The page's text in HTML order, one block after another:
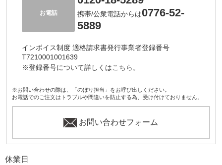
お電話 携帯/公衆電話からは0776-52-
5889
インボイス制度 適格請求書発行事業者登録番号
T7210001001639
※登録番号について詳しくはこちら。
※お問い合わせの際は、「のぼり担当」をお呼び出しください。
お電話でのご注文はトラブルや間違いを防止する為、受け付けておりません。
お問い合わせフォーム
休業日